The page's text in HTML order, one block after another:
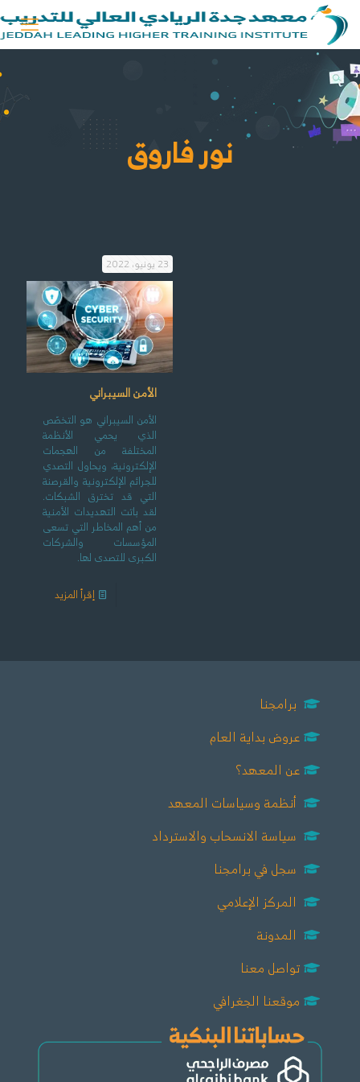
نور فاروق
23 يونيو، 2022
الأمن السيبراني
الأمن السيبراني هو التخصّص
الذي يحمي الأنظمة
المختلفة من الهجمات
الإلكترونية، ويحاول التصدي
للجرائم الإلكترونية والقرصنة
التي قد تخترق الشبكات.
لقد باتت التهديدات الأمنية
من أهم المخاطر التي تسعى
المؤسسات والشركات
الكبرى للتصدى لها.
إقرأ المزيد
برامجنا
عروض بداية العام
عن المعهد؟
أنظمة وسياسات المعهد
سياسة الانسحاب والاسترداد
سجل في برامجنا
المركز الإعلامي
المدونة
تواصل معنا
موقعنا الجغرافي